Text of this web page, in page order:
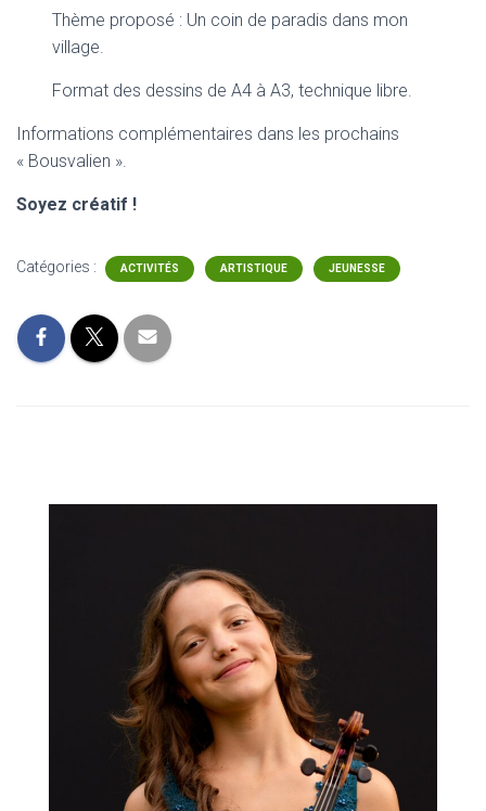
Thème proposé : Un coin de paradis dans mon
village.
Format des dessins de A4 à A3, technique libre.
Informations complémentaires dans les prochains
« Bousvalien ».
Soyez créatif !
Catégories : ACTIVITÉS ARTISTIQUE JEUNESSE